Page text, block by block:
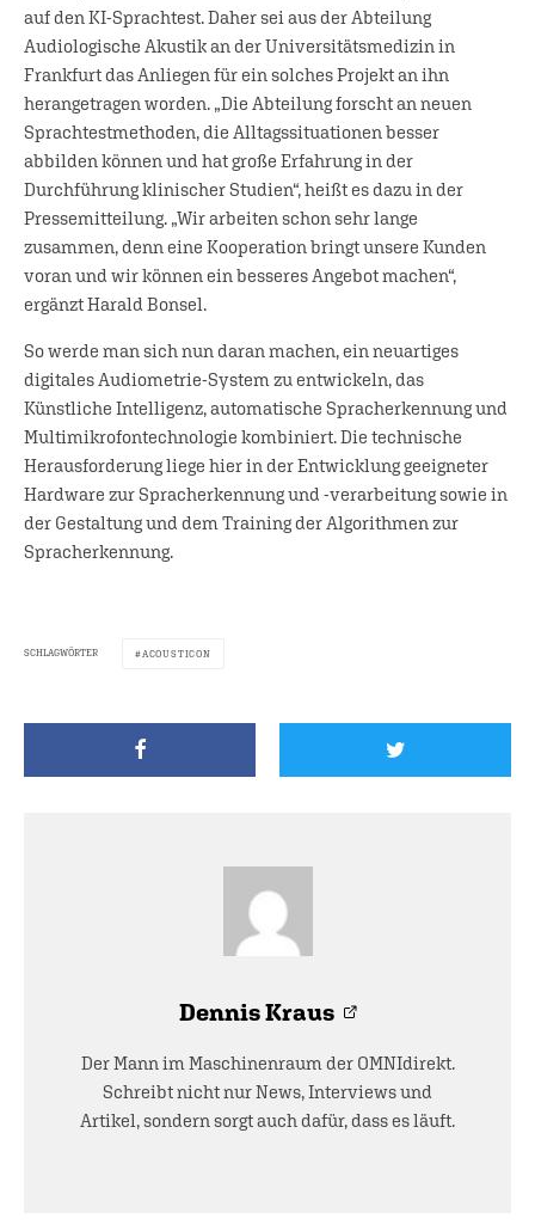
auf den KI-Sprachtest. Daher sei aus der Abteilung
Audiologische Akustik an der Universitätsmedizin in
Frankfurt das Anliegen für ein solches Projekt an ihn
herangetragen worden. „Die Abteilung forscht an neuen
Sprachtestmethoden, die Alltagssituationen besser
abbilden können und hat große Erfahrung in der
Durchführung klinischer Studien“, heißt es dazu in der
Pressemitteilung. „Wir arbeiten schon sehr lange
zusammen, denn eine Kooperation bringt unsere Kunden
voran und wir können ein besseres Angebot machen“,
ergänzt Harald Bonsel.
So werde man sich nun daran machen, ein neuartiges
digitales Audiometrie-System zu entwickeln, das
Künstliche Intelligenz, automatische Spracherkennung und
Multimikrofontechnologie kombiniert. Die technische
Herausforderung liege hier in der Entwicklung geeigneter
Hardware zur Spracherkennung und -verarbeitung sowie in
der Gestaltung und dem Training der Algorithmen zur
Spracherkennung.
SCHLAGWÖRTER ACOUSTICON
Dennis Kraus
Der Mann im Maschinenraum der OMNIdirekt.
Schreibt nicht nur News, Interviews und
Artikel, sondern sorgt auch dafür, dass es läuft.